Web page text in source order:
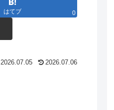
はてブ 0
2026.07.05 2026.07.06